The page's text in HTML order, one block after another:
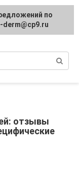
и
отзывы
по